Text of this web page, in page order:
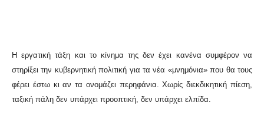
Η εργατική τάξη και το κίνημα της δεν έχει κανένα συμφέρον να
στηρίξει την κυβερνητική πολιτική για τα νέα «μνημόνια» που θα τους
φέρει έστω κι αν τα ονομάζει περηφάνια. Χωρίς διεκδικητική πίεση,
ταξική πάλη δεν υπάρχει προοπτική, δεν υπάρχει ελπίδα.